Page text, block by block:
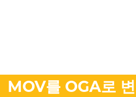
MOV를 OGA로